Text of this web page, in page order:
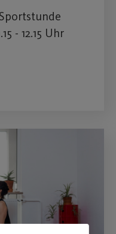
- 12.15 Uhr